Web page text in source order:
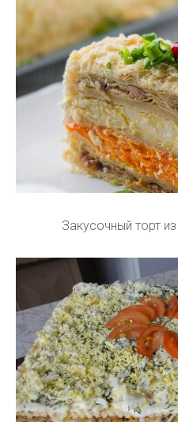
Закусочный торт